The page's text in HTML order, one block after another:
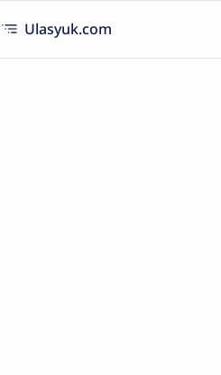
Ulasyuk.com